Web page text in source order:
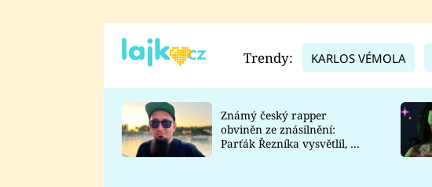
TADEÁŠ KUBĚNKA
DATEL
Trendy: KARLOS VÉMOLA
Známý český rapper
obviněn ze znásilnění:
Parťák Řezníka vysvětlil, co